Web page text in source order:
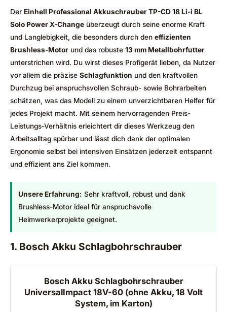
Der Einhell Professional Akkuschrauber TP-CD 18 Li-i BL
Solo Power X-Change überzeugt durch seine enorme Kraft
und Langlebigkeit, die besonders durch den effizienten
Brushless-Motor und das robuste 13 mm Metallbohrfutter
unterstrichen wird. Du wirst dieses Profigerät lieben, da Nutzer
vor allem die präzise Schlagfunktion und den kraftvollen
Durchzug bei anspruchsvollen Schraub- sowie Bohrarbeiten
schätzen, was das Modell zu einem unverzichtbaren Helfer für
jedes Projekt macht. Mit seinem hervorragenden Preis-
Leistungs-Verhältnis erleichtert dir dieses Werkzeug den
Arbeitsalltag spürbar und lässt dich dank der optimalen
Ergonomie selbst bei intensiven Einsätzen jederzeit entspannt
und effizient ans Ziel kommen.
Unsere Erfahrung: Sehr kraftvoll, robust und dank
Brushless-Motor ideal für anspruchsvolle
Heimwerkerprojekte geeignet.
1. Bosch Akku Schlagbohrschrauber
Bosch Akku Schlagbohrschrauber
UniversalImpact 18V-60 (ohne Akku, 18 Volt
System, im Karton)